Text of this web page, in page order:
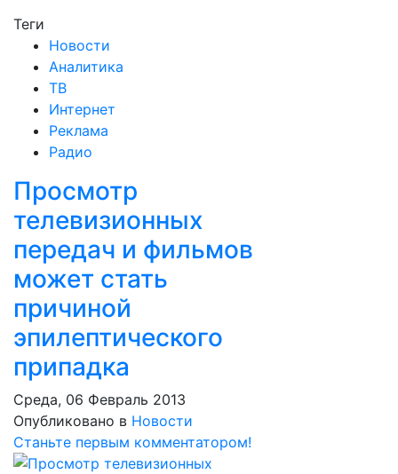
Теги
Новости
Аналитика
ТВ
Интернет
Реклама
Радио
Просмотр
телевизионных
передач и фильмов
может стать
причиной
эпилептического
припадка
Среда, 06 Февраль 2013
Опубликовано в Новости
Станьте первым комментатором!